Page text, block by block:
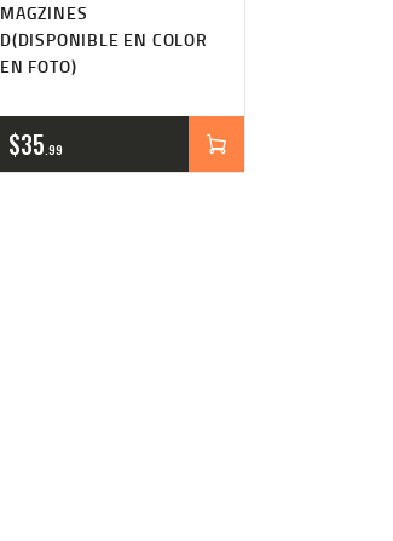
MAGZINES
D(DISPONIBLE EN COLOR
EN FOTO)
$35 99